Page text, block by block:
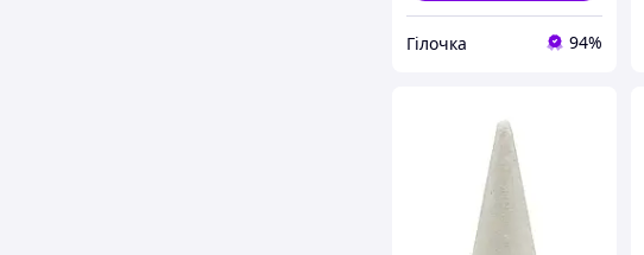
Гілочка 94%